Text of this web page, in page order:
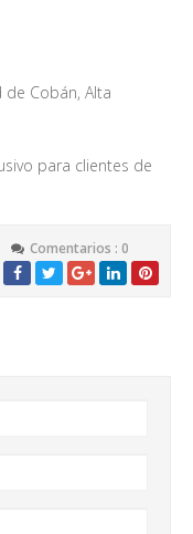
de Cobán, Alta
para clientes de
Comentarios : 0